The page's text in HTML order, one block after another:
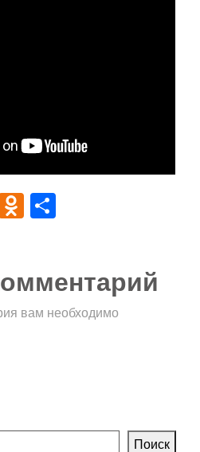
WhatsApp
Odnoklassniki
вам необходимо
Поиск